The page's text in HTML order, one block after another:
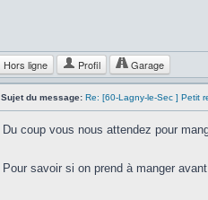
Hors ligne Profil Garage
Sujet du message: Re: [60-Lagny-le-Sec ] Petit
Du coup vous nous attendez pour
Pour savoir si on prend à manger